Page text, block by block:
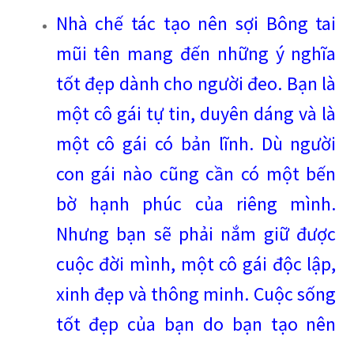
Nhà chế tác tạo nên sợi Bông tai
mũi tên mang đến những ý nghĩa
tốt đẹp dành cho người đeo. Bạn là
một cô gái tự tin, duyên dáng và là
một cô gái có bản lĩnh. Dù người
con gái nào cũng cần có một bến
bờ hạnh phúc của riêng mình.
Nhưng bạn sẽ phải nắm giữ được
cuộc đời mình, một cô gái độc lập,
xinh đẹp và thông minh. Cuộc sống
tốt đẹp của bạn do bạn tạo nên